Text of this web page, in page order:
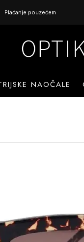
Plaćanje pouzećem
NAOČALE